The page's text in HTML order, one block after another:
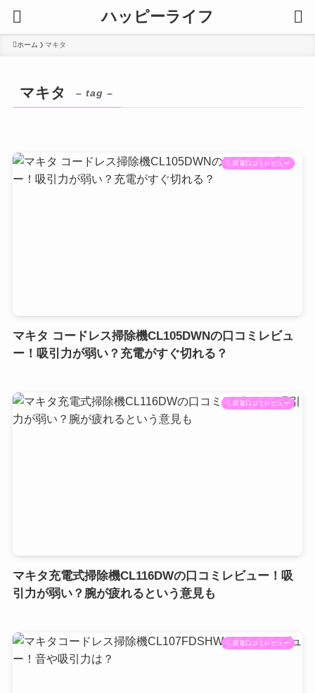
ハッピーライフ
ホーム マキタ
マキタ – tag –
家電口コミレビュー
マキタ コードレス掃除機CL105DWNの口コミレビュ
ー！吸引力が弱い？充電がすぐ切れる？
家電口コミレビュー
マキタ充電式掃除機CL116DWの口コミレビュー！吸
引力が弱い？腕が疲れるという意見も
家電口コミレビュー